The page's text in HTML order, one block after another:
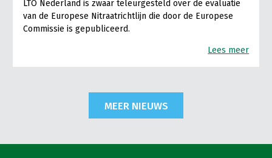
LTO Nederland is zwaar teleurgesteld over de evaluatie
van de Europese Nitraatrichtlijn die door de Europese
Commissie is gepubliceerd.
Lees meer
MEER NIEUWS